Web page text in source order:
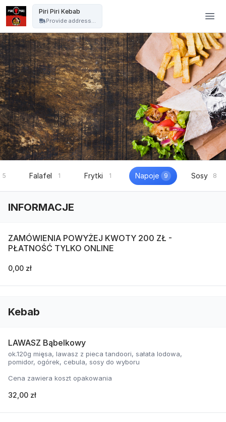
Piri Piri Kebab
Provide address...
5 Falafel 1 Frytki 1 Napoje 9 Sosy 8
INFORMACJE
ZAMÓWIENIA POWYŻEJ KWOTY 200 ZŁ -
PŁATNOŚĆ TYLKO ONLINE
0,00 zł
Kebab
LAWASZ Bąbelkowy
ok.120g mięsa, lawasz z pieca tandoori, sałata lodowa,
pomidor, ogórek, cebula, sosy do wyboru
Cena zawiera koszt opakowania
32,00 zł